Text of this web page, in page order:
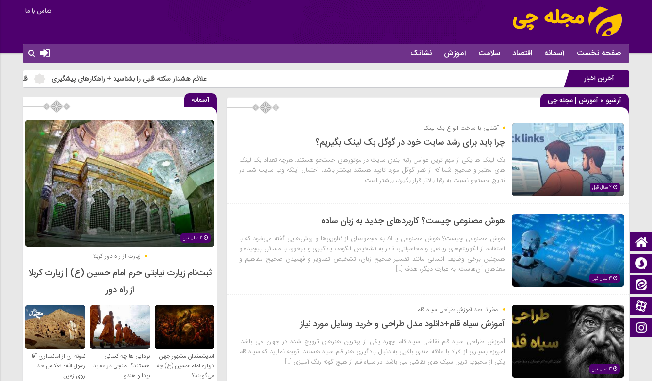
تماس با ما
صفحه نخست آسمانه اقتصاد سلامت آموزش نشانک
صفحه نخست
سروش
ایتا
آپارات
اینستاگرام
آخرین اخبار علائم هشدار سکته قلبی را بشناسید + راهکارهای پیشگیری قلب شما چگونه کار
آرشیو » آموزش | مجله چی
آشنایی با ساخت انواع بک لینک
چرا باید برای رشد سایت خود در گوگل بک لینک بگیریم؟
بک لینک ها یکی از مهم ترین عوامل رتبه بندی سایت در موتورهای جستجو هستند. هرچه تعداد بک لینک
های معتبر و صحیح شما که از نظر گوگل مورد تایید هستند بیشتر باشد، احتمال اینکه وب سایت شما در
نتایج جستجو نسبت به رقبا بالاتر قرار بگیرد، بیشتر است.
هوش مصنوعی چیست؟ کاربردهای جدید به زبان ساده
هوش مصنوعی چیست؟ هوش مصنوعی یا AI به مجموعه‌ای از فناوری‌ها و روش‌هایی گفته می‌شود که با
استفاده از الگوریتم‌های ریاضی و محاسباتی، قادر به تشخیص الگوها، یادگیری و برخورد با مسائل پیچیده و
همچنین برخی وظایف انسانی مانند تفسیر صحیح زبان، تشخیص تصاویر و فهمیدن صحیح مفاهیم و
معناهای آن‌هاست. به عبارت دیگر، هدف […]
صفر تا صد آموزش طراحی سیاه قلم
آموزش سیاه قلم+دانلود مدل طراحی و خرید وسایل مورد نیاز
آموزش طراحی سیاه قلم نقاشی سیاه قلم چهره یکی از بهترین هنرهای ترویج شده در جهان می باشد.
امروزه بسیاری از افراد با علاقه مندی بالایی به دنبال یادگیری هنر قلم سیاه هستند. توجه نمایید که سیاه قلم
یکی از محبوب ترین سبک های نقاشی می باشد. در سیاه قلم از هیچ گونه رنگ آمیزی […]
آسمانه
زیارت از راه دور کربلا
ثبت‌نام زیارت نیابتی حرم امام حسین (ع) | زیارت کربلا
از راه دور
اندیشمندان مشهور جهان
درباره امام حسین (ع) چه
می‌گویند؟
بودایی ها چه کسانی
هستند؟ | منجی در عقاید
بودا و هندو
نمونه ای از امانتداری آقا
رسول الله؛ انعکاس خدا
روی زمین